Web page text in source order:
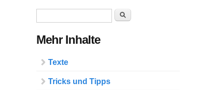
Suche
Mehr Inhalte
Texte
Tricks und Tipps